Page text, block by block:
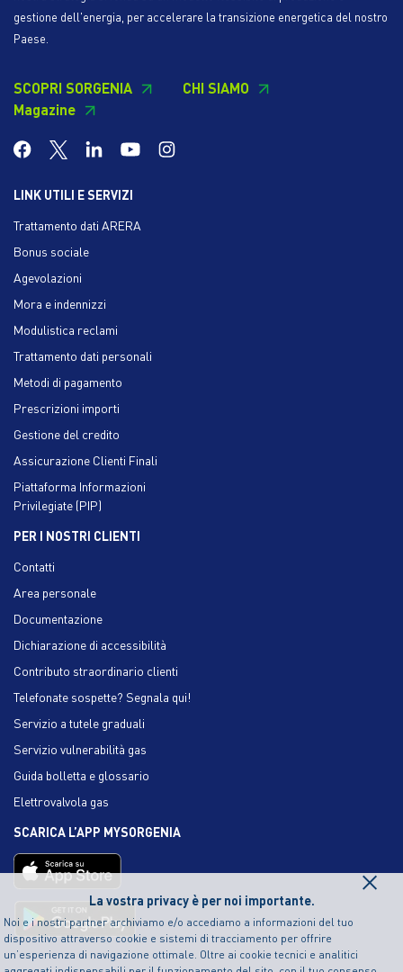
La vostra privacy è per noi importante.
Noi e i nostri partner archiviamo e/o accediamo a informazioni del tuo
dispositivo attraverso cookie e sistemi di tracciamento per offrire
un’esperienza di navigazione ottimale. Oltre ai cookie tecnici e analitici
×
gestione dell'energia, per accelerare la transizione energetica del nostro
Paese.
SCOPRI SORGENIA
CHI SIAMO
Magazine
LINK UTILI E SERVIZI
Trattamento dati ARERA
Bonus sociale
Agevolazioni
Mora e indennizzi
Modulistica reclami
Trattamento dati personali
Metodi di pagamento
Prescrizioni importi
Gestione del credito
Assicurazione Clienti Finali
Piattaforma Informazioni
Privilegiate (PIP)
PER I NOSTRI CLIENTI
Contatti
Area personale
Documentazione
Dichiarazione di accessibilità
Contributo straordinario clienti
Telefonate sospette? Segnala qui!
Servizio a tutele graduali
Servizio vulnerabilità gas
Guida bolletta e glossario
Elettrovalvola gas
SCARICA L’APP MYSORGENIA